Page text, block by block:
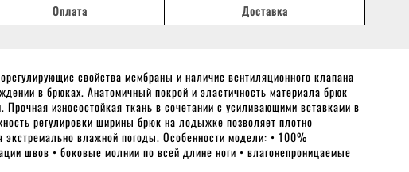
Оплата Доставка
свойства мембраны и наличие вентиляционного клапана
в брюках. Анатомичный покрой и эластичность материала брюк
износостойкая ткань в сочетании с усиливающими вставками в
регулировки ширины брюк на лодыжке позволяет плотно
экстремально влажной погоды. Особенности модели: • 100%
швов • боковые молнии по всей длине ноги • влагонепроницаемые